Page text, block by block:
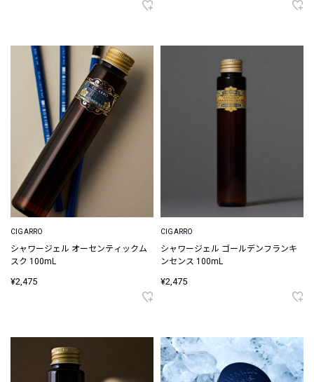
CIGARRO
シャワージェル オーセンティックム
スク 100mL
¥2,475
CIGARRO
シャワージェル ゴールデンフランキ
ンセンス 100mL
¥2,475